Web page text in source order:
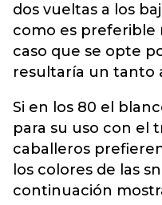
dos vueltas a los
como es preferible
caso que se opte
resultaría un tanto
Si en los 80 el
para su uso con el
caballeros
los colores de las
continuación